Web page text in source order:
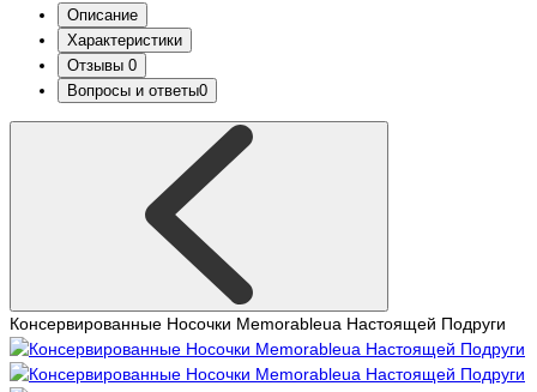
Описание
Характеристики
Отзывы 0
Вопросы и ответы0
Консервированные Носочки Memorableua Настоящей Подруги